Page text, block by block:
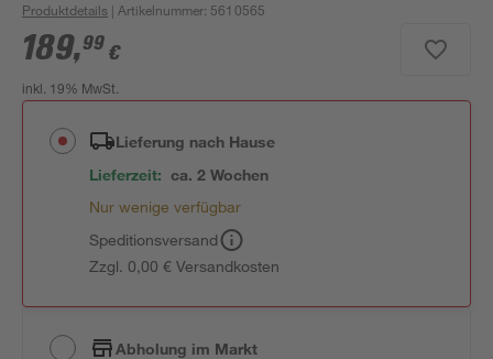
Produktdetails | Artikelnummer: 5610565
189,99 €
inkl. 19% MwSt.
Lieferung nach Hause
Lieferzeit: ca. 2 Wochen
Nur wenige verfügbar
Speditionsversand
Zzgl. 0,00 € Versandkosten
Abholung im Markt